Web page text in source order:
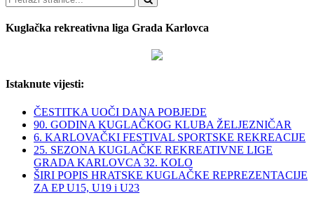
Kuglačka rekreativna liga Grada Karlovca
Istaknute vijesti:
ČESTITKA UOČI DANA POBJEDE
90. GODINA KUGLAČKOG KLUBA ŽELJEZNIČAR
6. KARLOVAČKI FESTIVAL SPORTSKE REKREACIJE
25. SEZONA KUGLAČKE REKREATIVNE LIGE
GRADA KARLOVCA 32. KOLO
ŠIRI POPIS HRATSKE KUGLAČKE REPREZENTACIJE
ZA EP U15, U19 i U23